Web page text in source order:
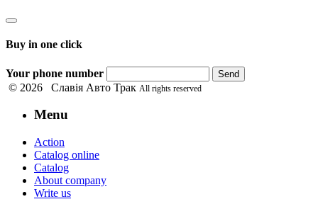
Buy in one click
Your phone number Send
© 2026 Славія Авто Трак All rights reserved
Menu
Action
Catalog online
Catalog
About company
Write us